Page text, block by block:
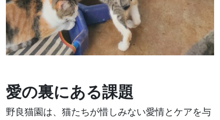
愛の裏にある課題
野良猫園は、猫たちが惜しみない愛情とケアを与